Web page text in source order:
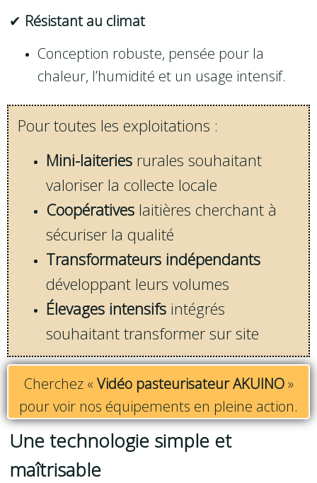
✔ Résistant au climat
Conception robuste, pensée pour la
chaleur, l’humidité et un usage intensif.
Pour toutes les exploitations :
Mini-laiteries rurales souhaitant
valoriser la collecte locale
Coopératives laitières cherchant à
sécuriser la qualité
Transformateurs indépendants
développant leurs volumes
Élevages intensifs intégrés
souhaitant transformer sur site
Cherchez « Vidéo pasteurisateur AKUINO»
pour voir nos équipements en pleine action.
Une technologie simple et
maîtrisable